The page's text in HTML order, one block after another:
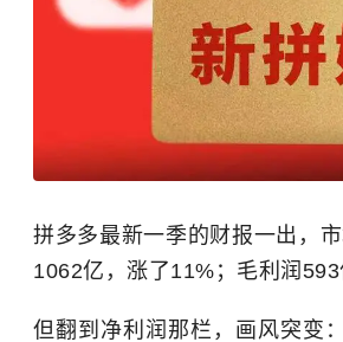
拼多多最新一季的财报一出，
1062亿，涨了11%；毛利润593
但翻到净利润那栏，画风突变